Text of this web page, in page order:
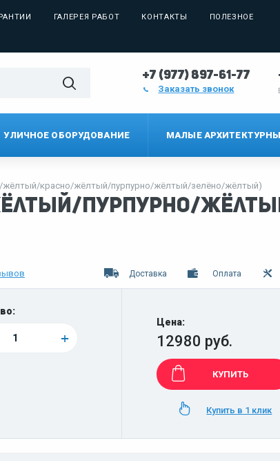
ГАЛЕРЕЯ РАБОТ КОНТАКТЫ ПОЛЕЗНОЕ
+7 (977) 897-61-77
Заказать звонок
УЛИЧНОЕ ОБОРУДОВАНИЕ МАЛЫЕ
жёлтый/красно/жёлтый/пурпурно/жёлтый/зелёно/жёлтый)
пурпурно/
Доставка Оплата
+
Цена:
12980 руб.
КУПИТЬ
Купить в 1 клик